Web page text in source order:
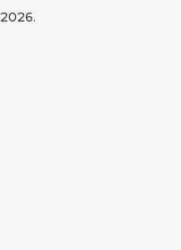
2026.